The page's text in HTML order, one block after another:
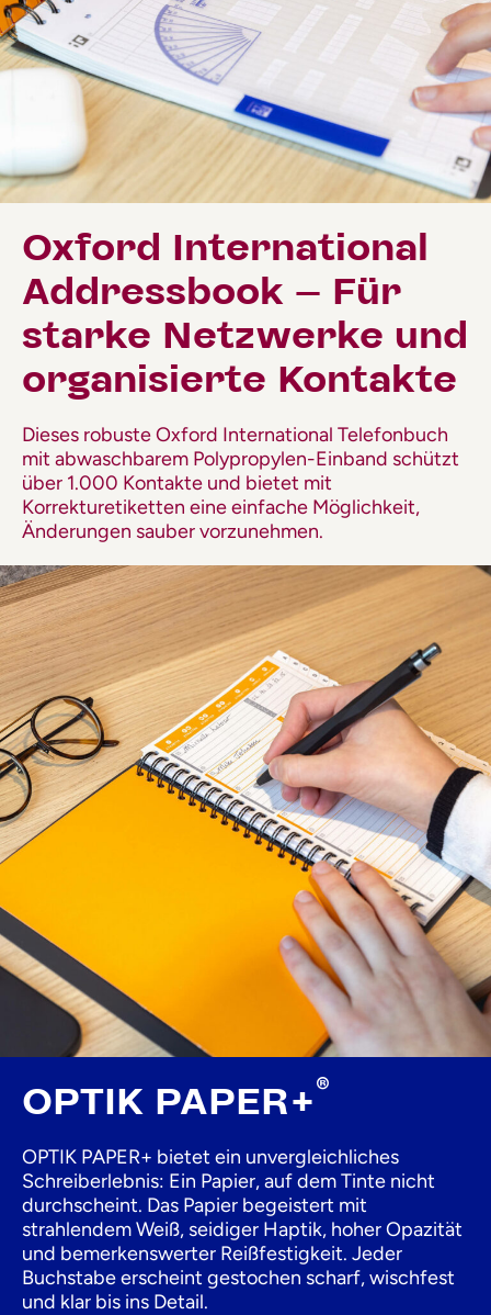
Oxford International
Addressbook – Für
starke Netzwerke und
organisierte Kontakte
Dieses robuste Oxford International Telefonbuch
mit abwaschbarem Polypropylen-Einband schützt
über 1.000 Kontakte und bietet mit
Korrekturetiketten eine einfache Möglichkeit,
Änderungen sauber vorzunehmen.
OPTIK PAPER+®
OPTIK PAPER+ bietet ein unvergleichliches
Schreiberlebnis: Ein Papier, auf dem Tinte nicht
durchscheint. Das Papier begeistert mit
strahlendem Weiß, seidiger Haptik, hoher Opazität
und bemerkenswerter Reißfestigkeit. Jeder
Buchstabe erscheint gestochen scharf, wischfest
und klar bis ins Detail.